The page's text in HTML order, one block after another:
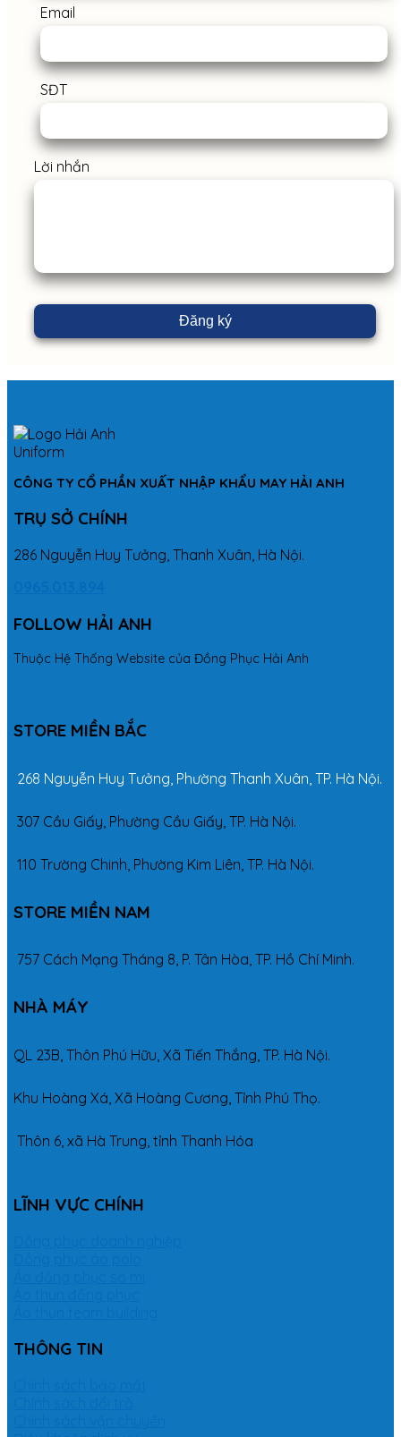
Email
SĐT
Lời nhắn
CÔNG TY CỔ PHẦN XUẤT NHẬP KHẨU MAY HẢI ANH
TRỤ SỞ CHÍNH
286 Nguyễn Huy Tưởng, Thanh Xuân, Hà Nội.
FOLLOW HẢI ANH
Thuộc Hệ Thống Website của Đồng Phục Hải Anh
STORE MIỀN BẮC
268 Nguyễn Huy Tưởng, Phường Thanh Xuân, TP. Hà Nội.
307 Cầu Giấy, Phường Cầu Giấy, TP. Hà Nội.
110 Trường Chinh, Phường Kim Liên, TP. Hà Nội.
STORE MIỀN NAM
757 Cách Mạng Tháng 8, P. Tân Hòa, TP. Hồ Chí Minh.
NHÀ MÁY
QL 23B, Thôn Phú Hữu, Xã Tiến Thắng, TP. Hà Nội.
Khu Hoàng Xá, Xã Hoàng Cương, Tỉnh Phú Thọ.
Thôn 6, xã Hà Trung, tỉnh Thanh Hóa
LĨNH VỰC CHÍNH
THÔNG TIN